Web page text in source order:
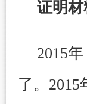
证明
2015
了。